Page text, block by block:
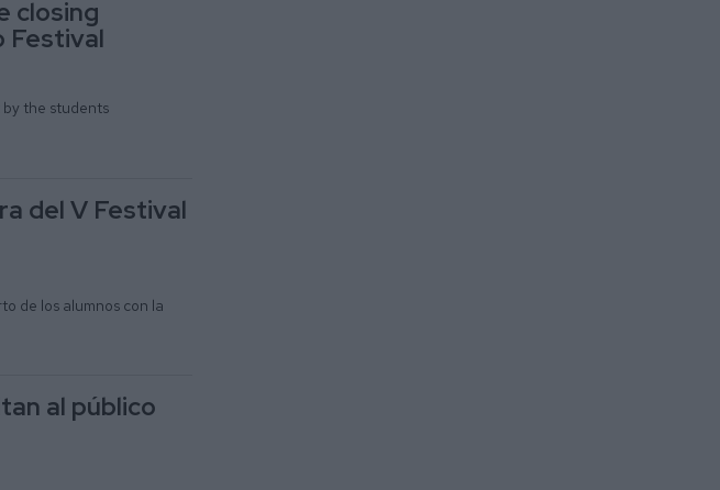
closing
Festival
the students
del V Festival
de los alumnos con la
al público